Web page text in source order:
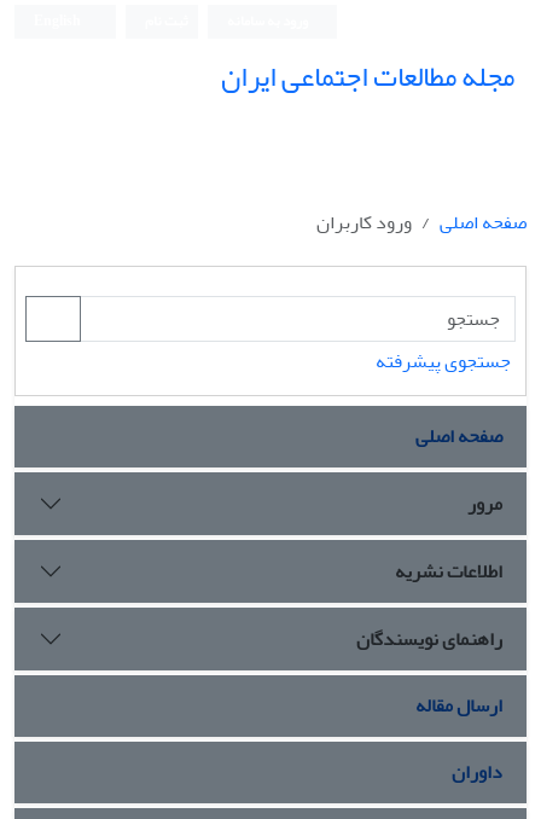
مجله مطالعات اجتماعی ایران
صفحه اصلی ورود کاربران
جستجوی پیشرفته
صفحه اصلی
مرور
اطلاعات نشریه
راهنمای نویسندگان
ارسال مقاله
داوران